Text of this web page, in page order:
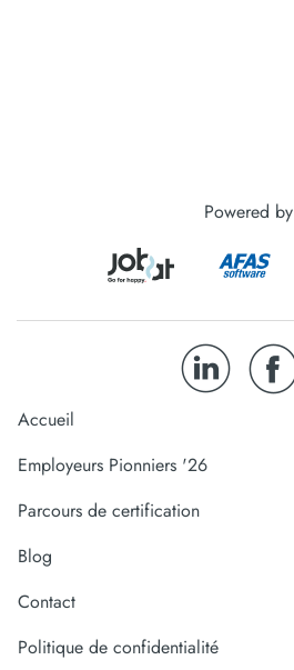
Powered by
Accueil
Employeurs Pionniers '26
Parcours de certification
Blog
Contact
Politique de confidentialité